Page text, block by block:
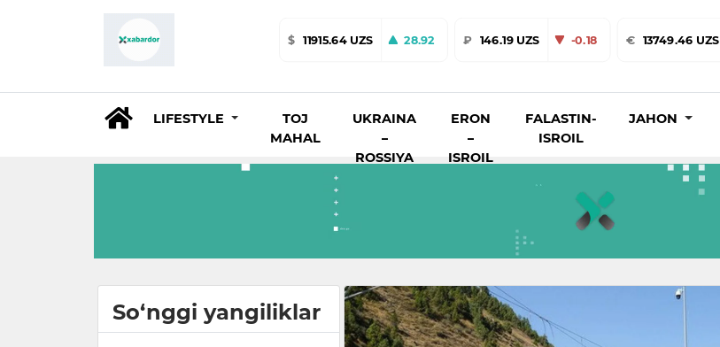
$ 11915.64 UZS 28.92 ₽ 146.19 UZS -0.18 € 13749.46 UZS
LIFESTYLE
TOJ
MAHAL
UKRAINA
–
ROSSIYA
ERON
–
ISROIL
FALASTIN-
ISROIL
JAHON
So‘nggi yangiliklar